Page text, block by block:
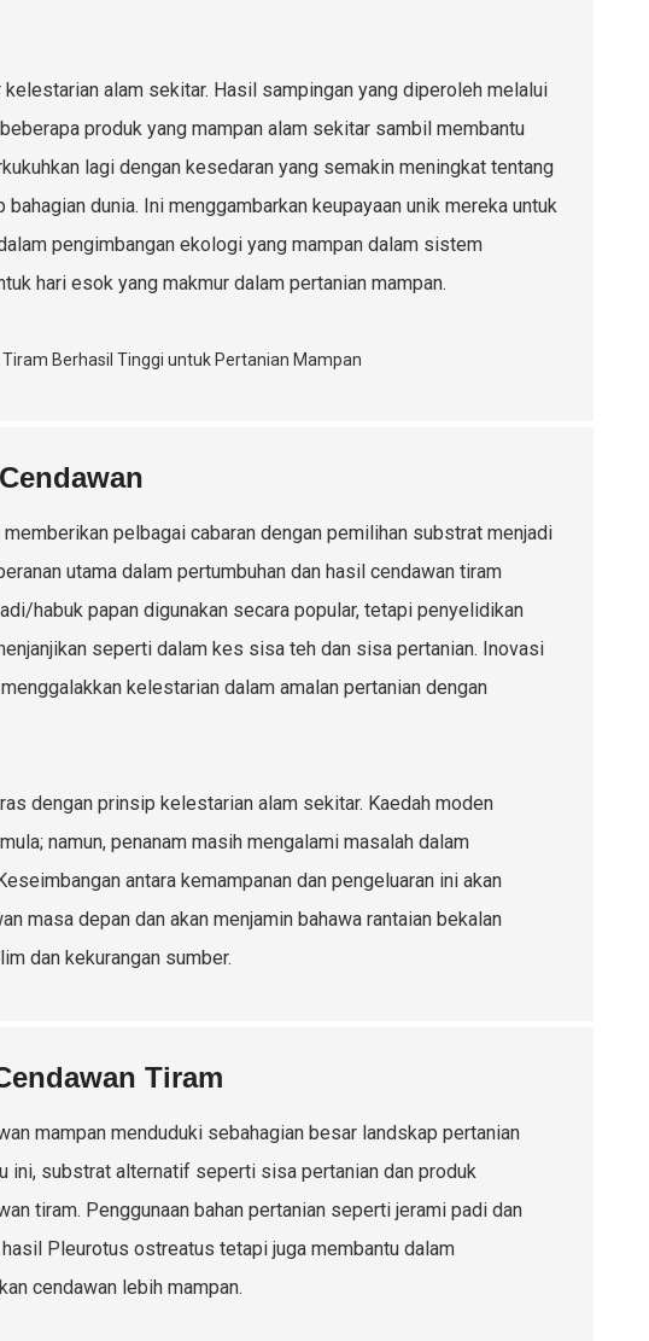
alam sekitar. Hasil sampingan yang diperoleh melalui
produk yang mampan alam sekitar sambil membantu
lagi dengan kesedaran yang semakin meningkat tentang
dunia. Ini menggambarkan keupayaan unik mereka untuk
pengimbangan ekologi yang mampan dalam sistem
hari esok yang makmur dalam pertanian mampan.
pelbagai cabaran dengan pemilihan substrat menjadi
utama dalam pertumbuhan dan hasil cendawan tiram
habuk papan digunakan secara popular, tetapi penyelidikan
seperti dalam kes sisa teh dan sisa pertanian. Inovasi
kelestarian dalam amalan pertanian dengan
dengan prinsip kelestarian alam sekitar. Kaedah moden
namun, penanam masih mengalami masalah dalam
antara kemampanan dan pengeluaran ini akan
masa depan dan akan menjamin bahawa rantaian bekalan
dan kekurangan sumber.
Tiram
mampan menduduki sebahagian besar landskap pertanian
ini, substrat alternatif seperti sisa pertanian dan produk
tiram. Penggunaan bahan pertanian seperti jerami padi dan
Pleurotus ostreatus tetapi juga membantu dalam
cendawan lebih mampan.